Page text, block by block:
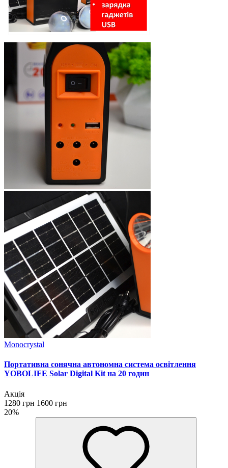
Monocrystal
Портативна сонячна автономна система освітлення
YOBOLIFE Solar Digital Kit на 20 годин
Акція
1280 грн 1600 грн
20%